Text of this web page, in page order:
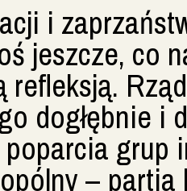
i
jeszcze, co
refleksją.
dogłębnie i
poparcia grup
–